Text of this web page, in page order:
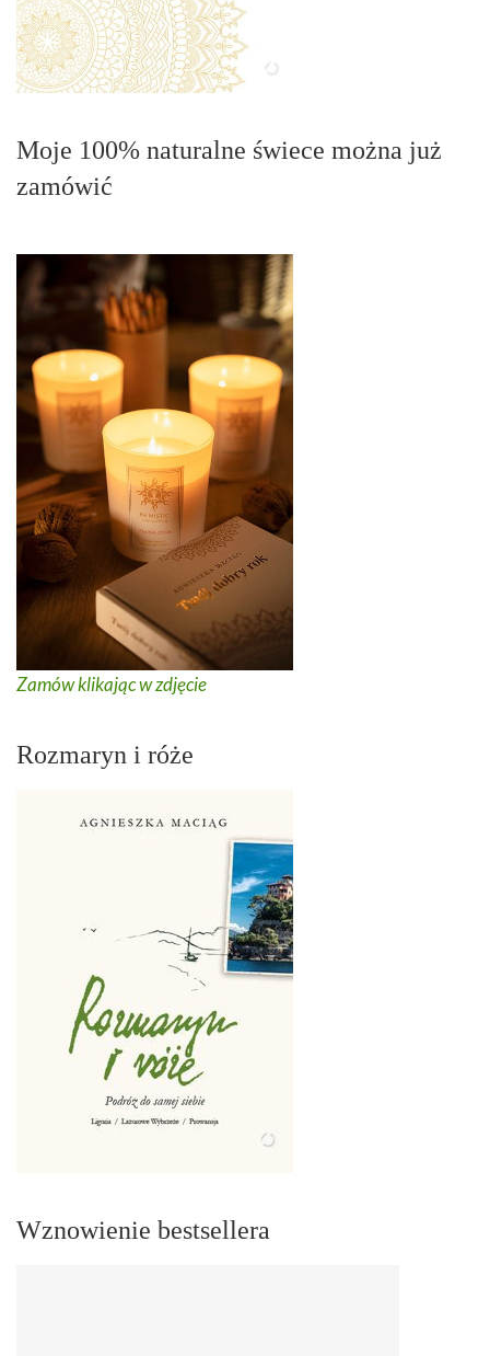
Moje 100% naturalne świece można już
zamówić
Zamów klikając w zdjęcie
Rozmaryn i róże
Wznowienie bestsellera